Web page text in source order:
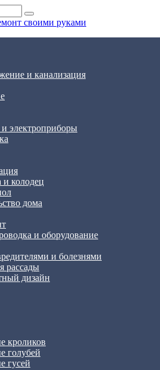
и канализация
электроприборы
колодец
дома
и оборудование
и болезнями
рассады
дизайн
кроликов
голубей
гусей